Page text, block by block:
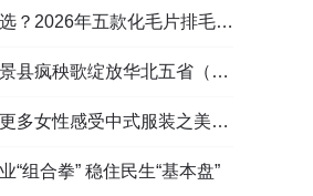
年五款化毛片排毛护肠避坑指南
绽放华北五省（区）市舞蹈大赛舞台
式服装之美——山东人蒋静静的在衡创业路
“组合拳” 稳住民生“基本盘”